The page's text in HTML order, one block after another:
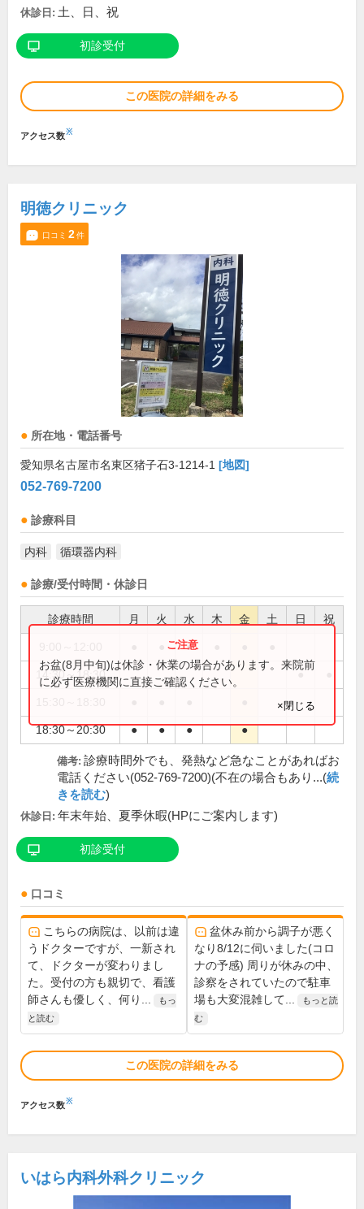
休診日: 土、日、祝
初診受付
この医院の詳細をみる
アクセス数※
明徳クリニック
口コミ 2件
所在地・電話番号
愛知県名古屋市名東区猪子石3-1214-1 [地図]
052-769-7200
診療科目
内科 循環器内科
診療/受付時間・休診日
診療時間 月 火 水 木 金 土 日 祝
●
14:30～18:30 ●
18:30～20:30 ● ● ● ●
お盆(8月中旬)は休診・休業の場合があります。来院前
に必ず医療機関に直接ご確認ください。
×閉じる
備考: 診療時間外でも、発熱など急なことがあればお
電話ください(052-769-7200)(不在の場合もあり...(続
きを読む)
休診日: 年末年始、夏季休暇(HPにご案内します)
初診受付
口コミ
こちらの病院は、以前は違
うドクターですが、一新され
て、ドクターが変わりまし
た。受付の方も親切で、看護
師さんも優しく、何り...
もっ
と読む
盆休み前から調子が悪く
なり8/12に伺いました(コロ
ナの予感) 周りが休みの中、
診察をされていたので駐車
場も大変混雑して...
もっと読
む
この医院の詳細をみる
アクセス数※
いはら内科外科クリニック